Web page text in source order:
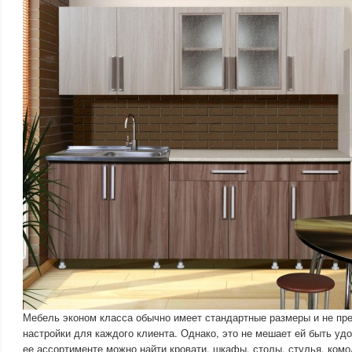
Мебель эконом класса обычно имеет стандартные размеры и не
настройки для каждого клиента. Однако, это не мешает ей быть
ее ассортименте можно найти кровати, шкафы, столы, стулья,